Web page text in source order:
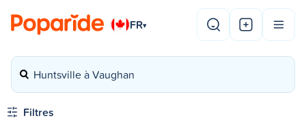
FR▾
Huntsville à Vaughan
Filtres